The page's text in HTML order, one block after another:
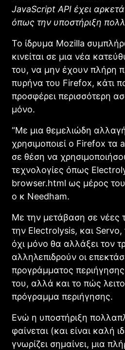
JavaScript API έχει
όπως την υποστήριξη
Το ίδρυμα Mozilla
κινείται σε μια νέα
του, να μην έχουν πλήρη
πυρήνα του Firefox, κάτι
προσφέρει περισσότερη
μόνο.
“Με μια θεμελιώδη
χρησιμοποιεί ο Firefox τα
σε θέση να
τεχνολογίες όπως
browser.html ως μέρος
ο κ Needham.
Με την μετάβαση σε νέες
την Electrolysis, και Servo,
όχι μόνο θα αλλάξει τον
αλληλεπιδρούν οι
προγράμματος
του, αλλά και το πώς
πρόγραμμα περιήγησης.
Ενώ η υποστήριξη
φαίνεται (και είναι καλή
γνωρίζει σημαίνει, μια